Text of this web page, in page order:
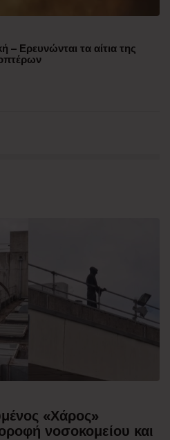
– Ερευνώνται τα αίτια της
«Χάρος»
νοσοκομείου και